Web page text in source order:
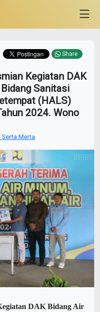
Share
Kegiatan DAK
Sanitasi
(HALS)
2024. Wono
Serta Merta
DAK Bidang Air